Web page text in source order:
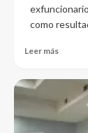
como
Leer más